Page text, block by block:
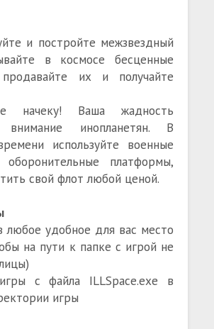
и постройте межзвездный
в космосе бесценные
их и получайте
начеку! Ваша жадность
внимание инопланетян. В
используйте военные
платформы,
свой флот любой ценой.
любое удобное для вас место
на пути к папке с игрой не
с файла ILLSpace.exe в
игры